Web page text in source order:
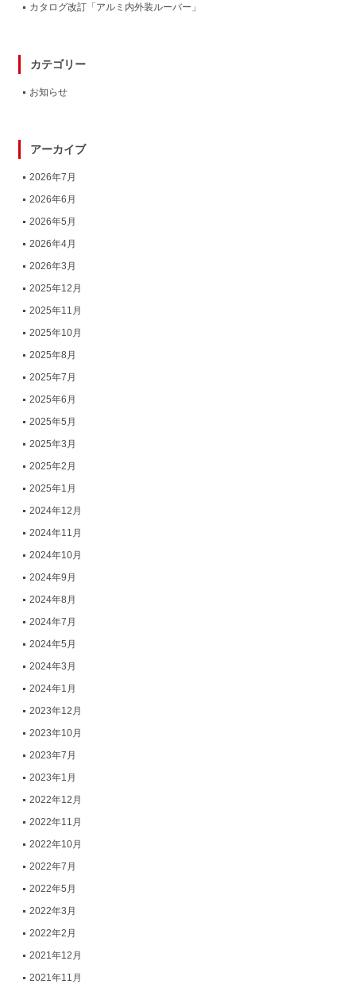
カタログ改訂「アルミ内外装ルーバー」
カテゴリー
お知らせ
アーカイブ
2026年7月
2026年6月
2026年5月
2026年4月
2026年3月
2025年12月
2025年11月
2025年10月
2025年8月
2025年7月
2025年6月
2025年5月
2025年3月
2025年2月
2025年1月
2024年12月
2024年11月
2024年10月
2024年9月
2024年8月
2024年7月
2024年5月
2024年3月
2024年1月
2023年12月
2023年10月
2023年7月
2023年1月
2022年12月
2022年11月
2022年10月
2022年7月
2022年5月
2022年3月
2022年2月
2021年12月
2021年11月